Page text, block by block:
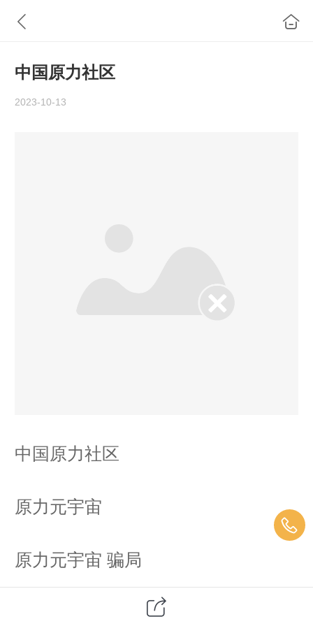
中国原力社区
2023-10-13
中国原力社区
原力元宇宙
原力元宇宙 骗局
原力元宇宙是什么项目